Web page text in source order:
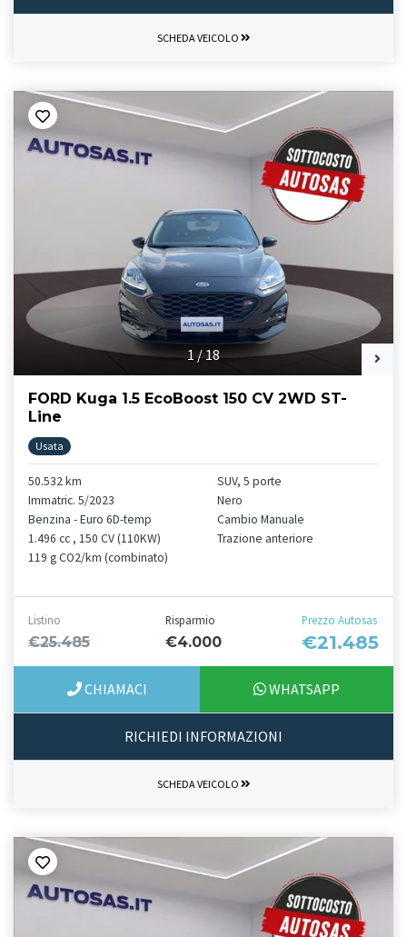
SCHEDA VEICOLO
1/18
FORD Kuga 1.5 EcoBoost 150 CV 2WD ST-
Line
Usata
50.532 km
Immatric. 5/2023
Benzina - Euro 6D-temp
1.496 cc , 150 CV (110KW)
119 g CO2/km (combinato)
SUV, 5 porte
Nero
Cambio Manuale
Trazione anteriore
Listino
€25.485
Risparmio
€4.000
Prezzo Autosas
€21.485
CHIAMACI WHATSAPP
RICHIEDI INFORMAZIONI
SCHEDA VEICOLO